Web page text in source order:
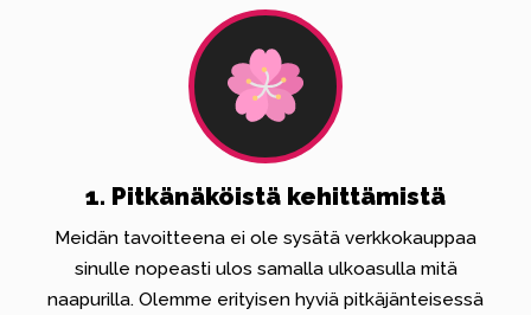
1. Pitkänäköistä kehittämistä
Meidän tavoitteena ei ole sysätä verkkokauppaa
sinulle nopeasti ulos samalla ulkoasulla mitä
naapurilla. Olemme erityisen hyviä pitkäjänteisessä